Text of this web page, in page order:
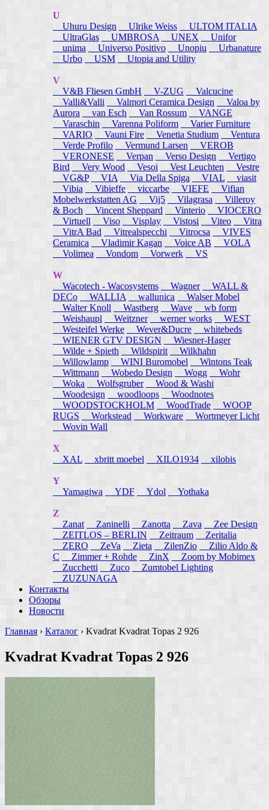
U
Uhuru Design
Ulrike Weiss
ULTOM ITALIA
UltraGlas
UMBROSA UNEX
Unifor
unima
Universo Positivo Unopiu
Urbanature
Urbo
USM Utopia and Utility
V
V&B Fliesen GmbH
V-ZUG
Valcucine
Valli&Valli
Valmori Ceramica Design
Valoa by
Aurora
van Esch Van Rossum
VANGE
Varaschin
Varenna Poliform
Varier Furniture
VARIO
Vauni Fire Venetia Studium
Ventura
Verde Profilo
Vermund Larsen
VEROB
VERONESE
Verpan Verso Design
Vertigo
Bird
Very Wood Vesoi Vest Leuchten
Vestre
VG&P
VIA Via Della Spiga VIAL
viasit
Vibia
Vibieffe viccarbe VIEFE
Vifian
Mobelwerkstatten AG
Vij5 Vilagrasa
Villeroy
& Boch
Vincent Sheppard Vinterio
VIOCERO
Virtuell
Viso Visplay Vistosi Viteo
Vitra
VitrA Bad
Vitrealspecchi Vitrocsa
VIVES
Ceramica
Vladimir Kagan Voice AB
VOLA
Volimea
Vondom Vorwerk VS
W
Wacotech - Wacosystems
Wagner
WALL &
DECo
WALLIA wallunica
Walser Mobel
Walter Knoll
Wastberg Wave
wb form
Weishaupl
Weitzner werner works
WEST
Westeifel Werke
Wever&Ducre
whitebeds
WIENER GTV DESIGN
Wiesner-Hager
Wilde + Spieth
Wildspirit
Wilkhahn
Willowlamp
WINI Buromobel
Wintons Teak
Wittmann
Wobedo Design Wogg
Wohr
Woka
Wolfsgruber
Wood & Washi
Woodesign
woodloops
Woodnotes
WOODSTOCKHOLM
WoodTrade
WOOP
RUGS
Workstead Workware
Wortmeyer Licht
Wovin Wall
X
XAL
xbritt moebel XILO1934 xilobis
Y
Yamagiwa
YDF Ydol Yothaka
Z
Zanat
Zaninelli Zanotta Zava
Zee Design
ZEITLOS – BERLIN
Zeitraum
Zeritalia
ZERO
ZeVa Zieta ZilenZio
Zilio Aldo &
C
Zimmer + Rohde ZinX
Zoom by Mobimex
Zucchetti
Zuco
Zumtobel Lighting
ZUZUNAGA
Контакты
Обзоры
Новости
Главная › Каталог › Kvadrat Kvadrat Topas 2 926
Kvadrat Kvadrat Topas 2 926